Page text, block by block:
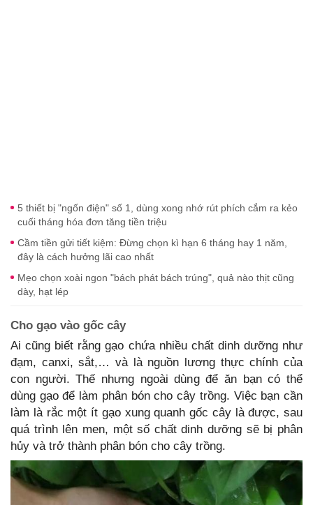
5 thiết bị "ngốn điện" số 1, dùng xong nhớ rút phích cắm ra kẻo
cuối tháng hóa đơn tăng tiền triệu
Cầm tiền gửi tiết kiệm: Đừng chọn kì hạn 6 tháng hay 1 năm,
đây là cách hưởng lãi cao nhất
Mẹo chọn xoài ngon "bách phát bách trúng", quả nào thịt cũng
dày, hạt lép
Cho gạo vào gốc cây
Ai cũng biết rằng gạo chứa nhiều chất dinh dưỡng như
đạm, canxi, sắt,… và là nguồn lương thực chính của
con người. Thế nhưng ngoài dùng để ăn bạn có thể
dùng gạo để làm phân bón cho cây trồng. Việc bạn cần
làm là rắc một ít gạo xung quanh gốc cây là được, sau
quá trình lên men, một số chất dinh dưỡng sẽ bị phân
hủy và trở thành phân bón cho cây trồng.